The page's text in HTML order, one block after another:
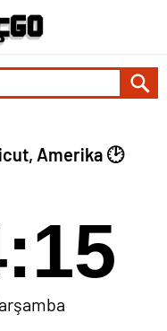
Amerika 🕑